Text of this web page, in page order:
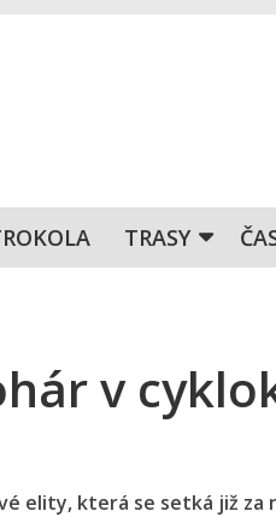
TRASY
v
elity, která se setká již za